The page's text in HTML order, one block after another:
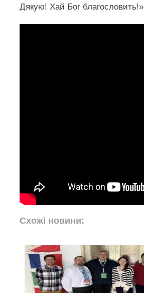
Дякую! Хай Бог благословить!»
Схожі новини: